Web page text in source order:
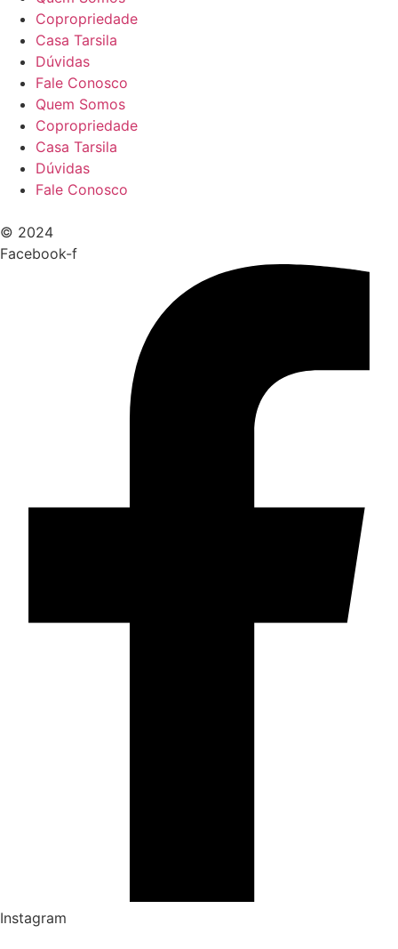
Copropriedade
Casa Tarsila
Dúvidas
Fale Conosco
Quem Somos
Copropriedade
Casa Tarsila
Dúvidas
Fale Conosco
© 2024
Facebook-f
Instagram